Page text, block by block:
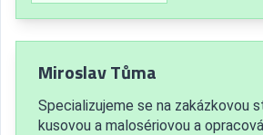
Miroslav Tůma
Specializujeme se na zakázkovou
kusovou a malosériovou a